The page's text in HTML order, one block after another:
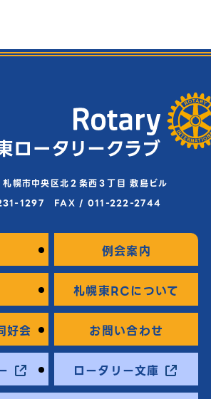
市中央区北２条西３丁目 敷島ビル
1297 FAX / 011-222-2744
例会案内
札幌東RCについて
好会 お問い合わせ
ロータリー文庫